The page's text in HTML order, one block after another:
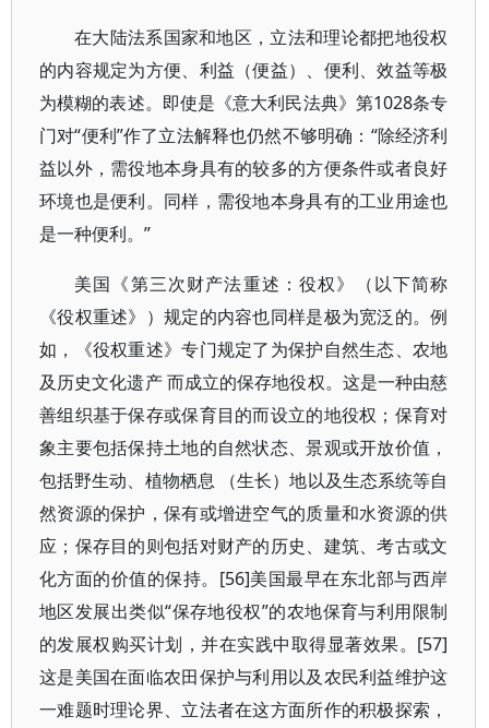
在大陆法系国家和地区，立法和理论都把地役权
的内容规定为方便、利益（便益）、便利、效益等极
为模糊的表述。即使是《意大利民法典》第1028条专
门对“便利”作了立法解释也仍然不够明确：“除经济利
益以外，需役地本身具有的较多的方便条件或者良好
环境也是便利。同样，需役地本身具有的工业用途也
是一种便利。”
美国《第三次财产法重述：役权》（以下简称
《役权重述》）规定的内容也同样是极为宽泛的。例
如，《役权重述》专门规定了为保护自然生态、农地
及历史文化遗产 而成立的保存地役权。这是一种由慈
善组织基于保存或保育目的而设立的地役权；保育对
象主要包括保持土地的自然状态、景观或开放价值，
包括野生动、植物栖息 （生长）地以及生态系统等自
然资源的保护，保有或增进空气的质量和水资源的供
应；保存目的则包括对财产的历史、建筑、考古或文
化方面的价值的保持。[56]美国最早在东北部与西岸
地区发展出类似“保存地役权”的农地保育与利用限制
的发展权购买计划，并在实践中取得显著效果。[57]
这是美国在面临农田保护与利用以及农民利益维护这
一难题时理论界、立法者在这方面所作的积极探索，